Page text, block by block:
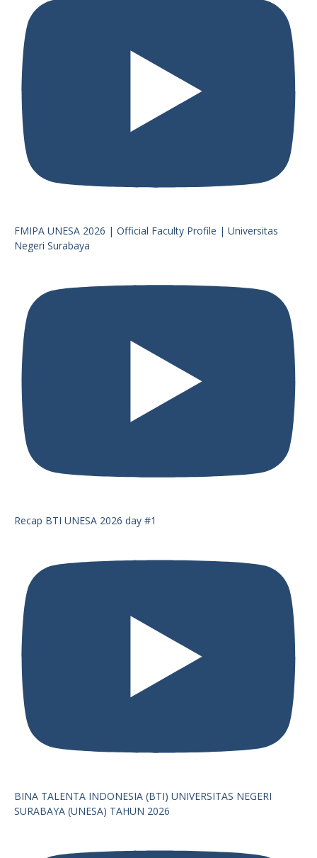
FMIPA UNESA 2026 | Official Faculty Profile | Universitas
Negeri Surabaya
Recap BTI UNESA 2026 day #1
BINA TALENTA INDONESIA (BTI) UNIVERSITAS NEGERI
SURABAYA (UNESA) TAHUN 2026